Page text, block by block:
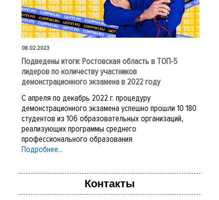
08.02.2023
Подведены итоги: Ростовская область в ТОП-5
лидеров по количеству участников
демонстрационного экзамена в 2022 году
С апреля по декабрь 2022 г. процедуру
демонстрационного экзамена успешно прошли 10 180
студентов из 106 образовательных организаций,
реализующих программы среднего
профессионального образования
Подробнее...
Контакты